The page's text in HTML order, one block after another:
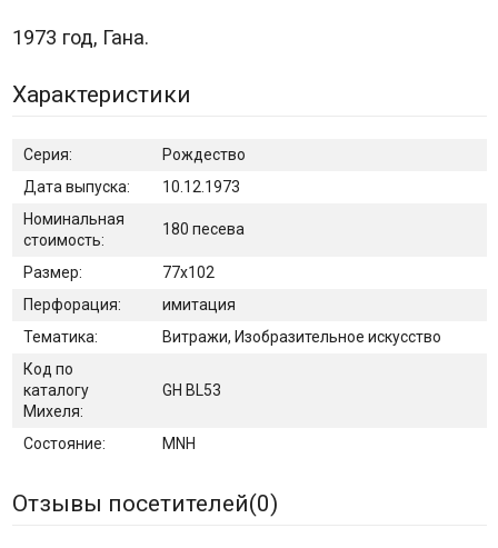
1973 год, Гана.
Характеристики
Серия:
Рождество
Дата выпуска:
10.12.1973
Номинальная
стоимость:
180 песева
Размер:
77х102
Перфорация:
имитация
Тематика:
Витражи, Изобразительное искусство
Код по
каталогу
Михеля:
GH BL53
Состояние: MNH
Отзывы посетителей(0)